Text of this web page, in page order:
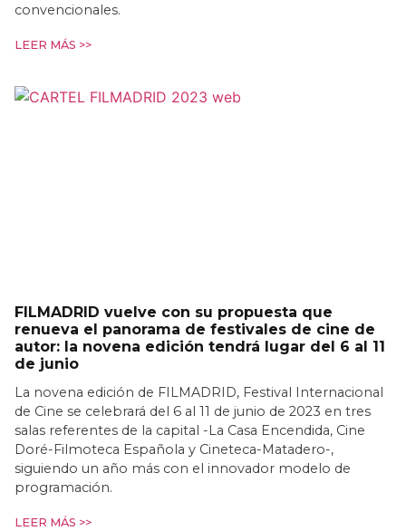
convencionales.
LEER MÁS >>
FILMADRID vuelve con su propuesta que
renueva el panorama de festivales de cine de
autor: la novena edición tendrá lugar del 6 al 11
de junio
La novena edición de FILMADRID, Festival Internacional
de Cine se celebrará del 6 al 11 de junio de 2023 en tres
salas referentes de la capital -La Casa Encendida, Cine
Doré-Filmoteca Española y Cineteca-Matadero-,
siguiendo un año más con el innovador modelo de
programación.
LEER MÁS >>